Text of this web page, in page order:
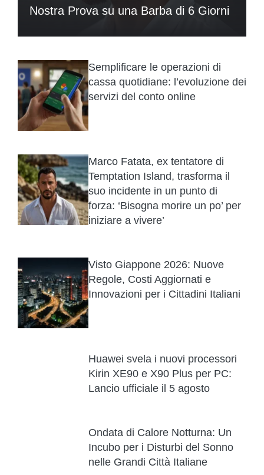
Nostra Prova su una Barba di 6 Giorni
Semplificare le operazioni di
cassa quotidiane: l’evoluzione dei
servizi del conto online
Marco Fatata, ex tentatore di
Temptation Island, trasforma il
suo incidente in un punto di
forza: ‘Bisogna morire un po’ per
iniziare a vivere’
Visto Giappone 2026: Nuove
Regole, Costi Aggiornati e
Innovazioni per i Cittadini Italiani
Huawei svela i nuovi processori
Kirin XE90 e X90 Plus per PC:
Lancio ufficiale il 5 agosto
Ondata di Calore Notturna: Un
Incubo per i Disturbi del Sonno
nelle Grandi Città Italiane